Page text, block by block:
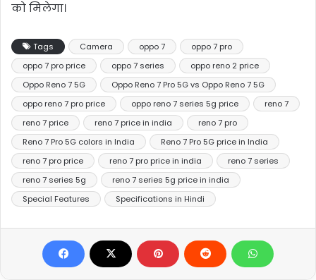
को मिलेगा।
Tags Camera oppo 7
oppo 7 pro
oppo 7 pro price
oppo 7 series
oppo reno 2 price
Oppo Reno 7 5G
Oppo Reno 7 Pro 5G vs Oppo Reno 7 5G
oppo reno 7 pro price
oppo reno 7 series 5g price
reno 7
reno 7 price
reno 7 price in india
reno 7 pro
Reno 7 Pro 5G colors in India
Reno 7 Pro 5G price in India
reno 7 pro price
reno 7 pro price in india
reno 7 series
reno 7 series 5g
reno 7 series 5g price in india
Special Features
Specifications in Hindi